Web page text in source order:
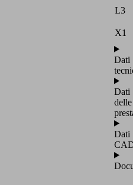
L3
X1
Dati
Dati
delle
Dati